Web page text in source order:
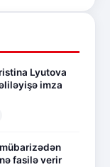
Lyutova
imza
fasilə verir